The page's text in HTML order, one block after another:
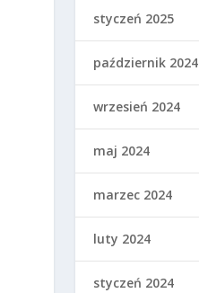
styczeń 2025
październik 2024
wrzesień 2024
maj 2024
marzec 2024
luty 2024
styczeń 2024